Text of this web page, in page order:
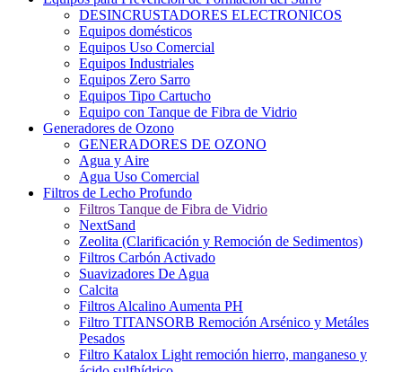
DESINCRUSTADORES ELECTRONICOS
Equipos domésticos
Equipos Uso Comercial
Equipos Industriales
Equipos Zero Sarro
Equipos Tipo Cartucho
Equipo con Tanque de Fibra de Vidrio
Generadores de Ozono
GENERADORES DE OZONO
Agua y Aire
Agua Uso Comercial
Filtros de Lecho Profundo
Filtros Tanque de Fibra de Vidrio
NextSand
Zeolita (Clarificación y Remoción de Sedimentos)
Filtros Carbón Activado
Suavizadores De Agua
Calcita
Filtros Alcalino Aumenta PH
Filtro TITANSORB Remoción Arsénico y Metáles
Pesados
Filtro Katalox Light remoción hierro, manganeso y